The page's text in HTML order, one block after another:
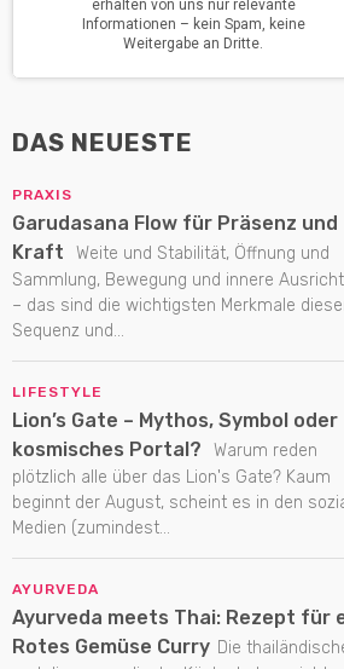
DAS NEUESTE
PRAXIS
Garudasana Flow für Präsenz und
Kraft
Weite und Stabilität, Öffnung und
Sammlung, Bewegung und innere
– das sind die wichtigsten Merkmale
Sequenz und...
LIFESTYLE
Lion’s Gate – Mythos, Symbol oder
kosmisches Portal?
Warum reden
plötzlich alle über das Lion's Gate? Kaum
beginnt der August, scheint es in den
Medien (zumindest...
AYURVEDA
Ayurveda meets Thai: Rezept für
Rotes Gemüse Curry Die